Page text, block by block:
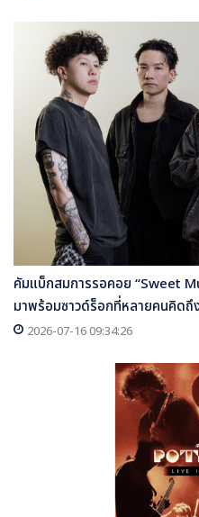
คัมแบ็กสมการรอคอย “Sweet
มาพร้อมซาวด์ร็อกที่หลายคนคิดถึ
2026-07-16 09:34:26